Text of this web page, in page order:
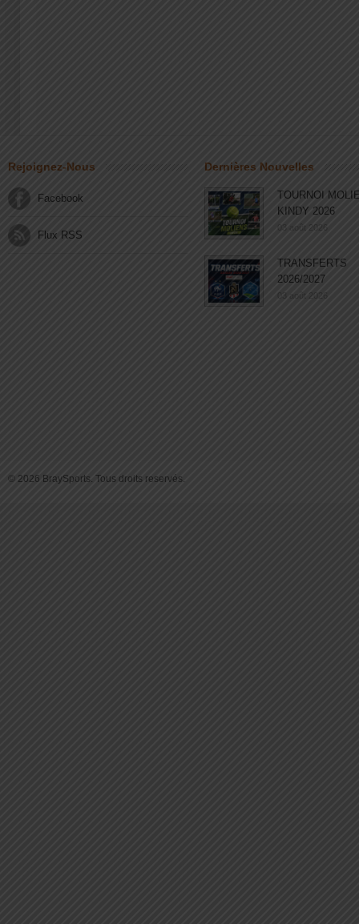
Rejoignez-Nous
Facebook
Flux RSS
Dernières Nouvelles
TOURNOI
KINDY 2026
03 août 2026
TRANSFERTS
2026/2027
03 août 2026
© 2026 BraySports. Tous droits reservés.